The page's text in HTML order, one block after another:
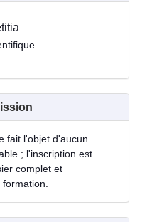
fait l'objet d'aucun
; l'inscription est
complet et